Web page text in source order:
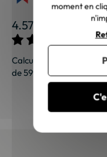
4.57 / 5
Calculé à partir
de 5997 avis.
27/07/2026
moment en